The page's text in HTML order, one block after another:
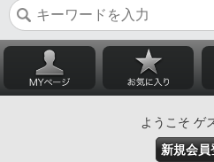
ようこそ ゲ
新規会員